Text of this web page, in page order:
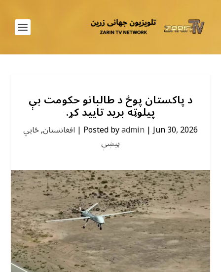
د پاکستان پوځ د طالبانو حکومت بې
پیلوټه برید تایید کړ.
Posted byadmin |Jun 30, 2026
| افغانستان,ځايي
پیښې